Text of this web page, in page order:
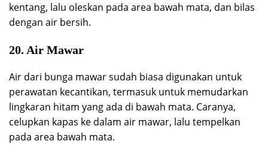
kentang, lalu oleskan pada area bawah mata, dan bilas
dengan air bersih.
20. Air Mawar
Air dari bunga mawar sudah biasa digunakan untuk
perawatan kecantikan, termasuk untuk memudarkan
lingkaran hitam yang ada di bawah mata. Caranya,
celupkan kapas ke dalam air mawar, lalu tempelkan
pada area bawah mata.